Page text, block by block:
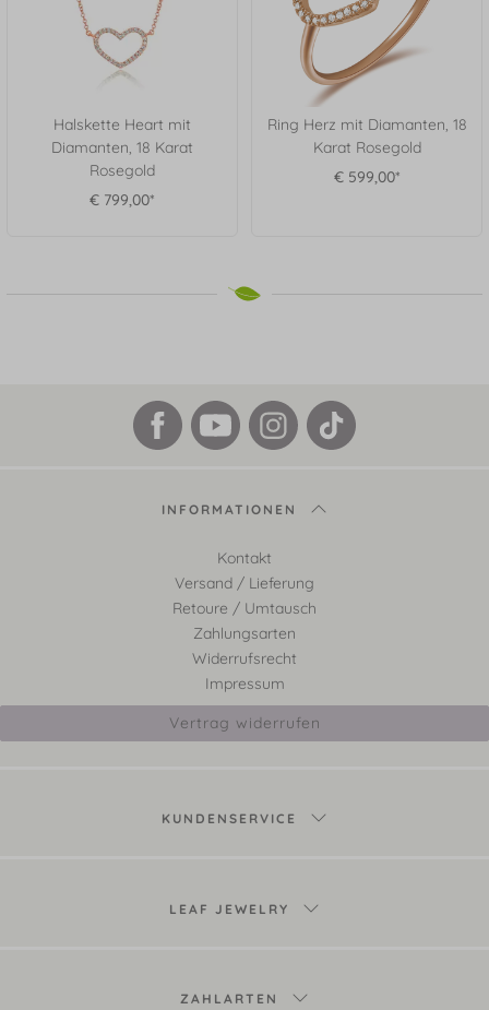
Halskette Heart mit
Diamanten, 18 Karat
Rosegold
€ 799,00*
Ring Herz mit Diamanten, 18
Karat Rosegold
€ 599,00*
INFORMATIONEN
Kontakt
Versand / Lieferung
Retoure / Umtausch
Zahlungsarten
Widerrufsrecht
Impressum
Vertrag widerrufen
KUNDENSERVICE
LEAF JEWELRY
ZAHLARTEN